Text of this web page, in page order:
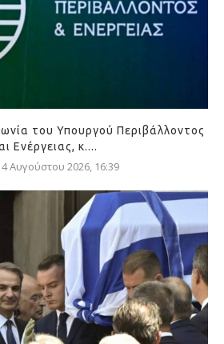
του Υπουργού Περιβάλλοντος
Ενέργειας, κ....
4 Αυγούστου 2026, 16:39